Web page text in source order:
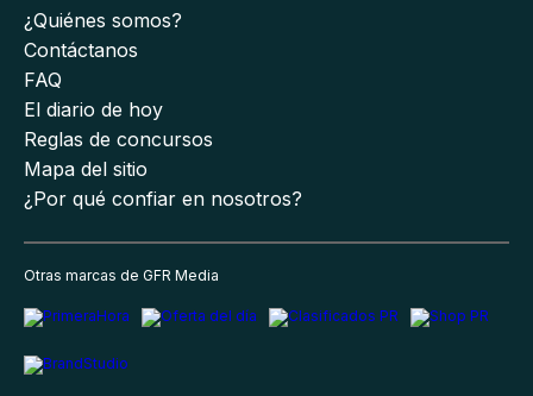
¿Quiénes somos?
Contáctanos
FAQ
El diario de hoy
Reglas de concursos
Mapa del sitio
¿Por qué confiar en nosotros?
Otras marcas de GFR Media